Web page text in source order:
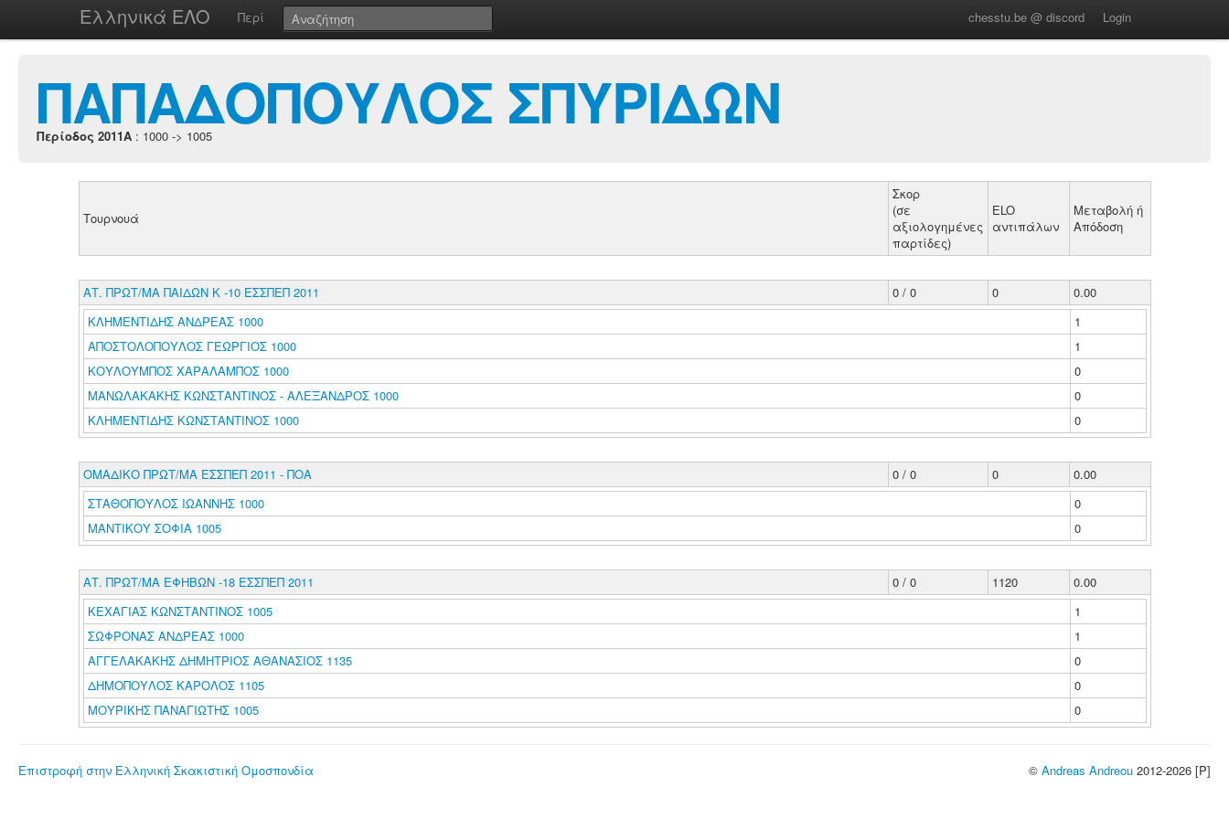
Ελληνικά ΕΛΟ Περί chesstu.be @ discord Login
ΠΑΠΑΔΟΠΟΥΛΟΣ ΣΠΥΡΙΔΩΝ
Περίοδος 2011A : 1000 -> 1005
Τουρνουά
Σκορ
(σε
αξιολογημένες
παρτίδες)
ELO
αντιπάλων
Μεταβολή ή
Απόδοση
ΑΤ. ΠΡΩΤ/ΜΑ ΠΑΙΔΩΝ Κ -10 ΕΣΣΠΕΠ 2011 0 / 0 0
0.00
ΚΛΗΜΕΝΤΙΔΗΣ ΑΝΔΡΕΑΣ 1000
1
ΑΠΟΣΤΟΛΟΠΟΥΛΟΣ ΓΕΩΡΓΙΟΣ 1000
1
ΚΟΥΛΟΥΜΠΟΣ ΧΑΡΑΛΑΜΠΟΣ 1000
0
ΜΑΝΩΛΑΚΑΚΗΣ ΚΩΝΣΤΑΝΤΙΝΟΣ - ΑΛΕΞΑΝΔΡΟΣ 1000
0
ΚΛΗΜΕΝΤΙΔΗΣ ΚΩΝΣΤΑΝΤΙΝΟΣ 1000
0
ΟΜΑΔΙΚΟ ΠΡΩΤ/ΜΑ ΕΣΣΠΕΠ 2011 - ΠΟΑ 0 / 0 0
0.00
ΣΤΑΘΟΠΟΥΛΟΣ ΙΩΑΝΝΗΣ 1000
0
ΜΑΝΤΙΚΟΥ ΣΟΦΙΑ 1005
0
ΑΤ. ΠΡΩΤ/ΜΑ ΕΦΗΒΩΝ -18 ΕΣΣΠΕΠ 2011 0 / 0 1120
0.00
ΚΕΧΑΓΙΑΣ ΚΩΝΣΤΑΝΤΙΝΟΣ 1005
1
ΣΩΦΡΟΝΑΣ ΑΝΔΡΕΑΣ 1000
1
ΑΓΓΕΛΑΚΑΚΗΣ ΔΗΜΗΤΡΙΟΣ ΑΘΑΝΑΣΙΟΣ 1135
0
ΔΗΜΟΠΟΥΛΟΣ ΚΑΡΟΛΟΣ 1105
0
ΜΟΥΡΙΚΗΣ ΠΑΝΑΓΙΩΤΗΣ 1005
0
Επιστροφή στην Ελληνική Σκακιστική Ομοσπονδία © Andreas Andreou 2012-2026 [P]